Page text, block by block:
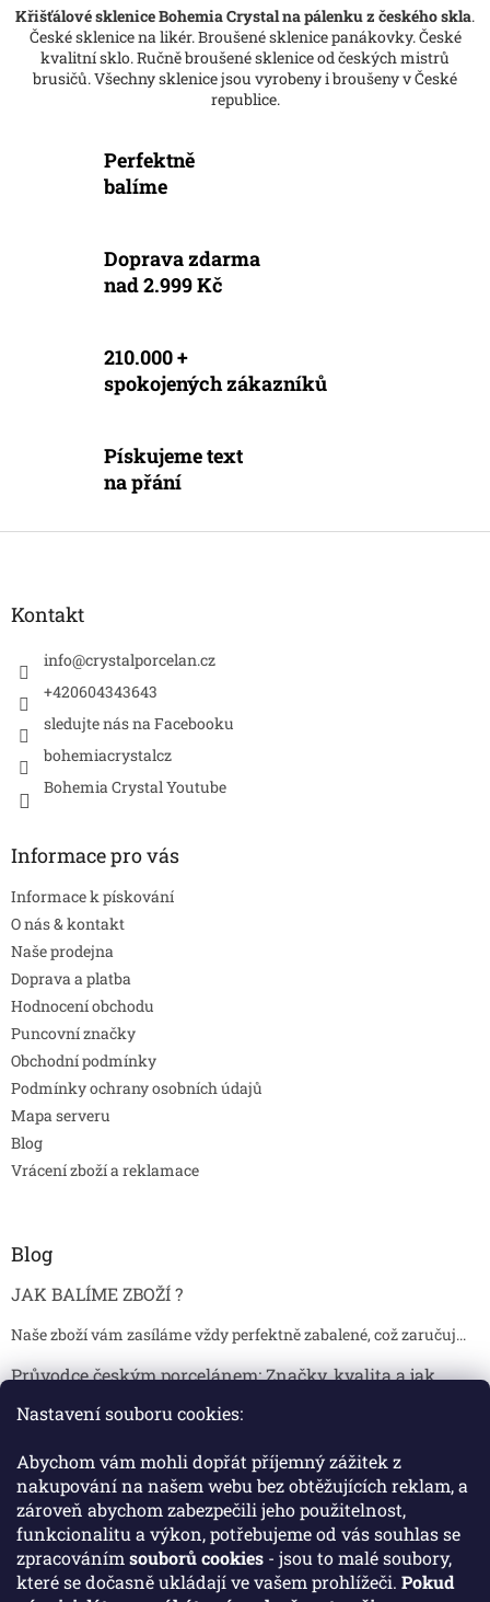
Nastavení souboru cookies:
Abychom vám mohli dopřát příjemný zážitek z
nakupování na našem webu bez obtěžujících reklam, a
zároveň abychom zabezpečili jeho použitelnost,
funkcionalitu a výkon, potřebujeme od vás souhlas se
zpracováním souborů cookies - jsou to malé soubory,
které se dočasně ukládají ve vašem prohlížeči. Pokud
a
c
í
p
r
s
v
á
n
í
Křišťálové sklenice Bohemia Crystal na pálenku z českého skla.
České sklenice na likér. Broušené sklenice panákovky. České
kvalitní sklo. Ručně broušené sklenice od českých mistrů
brusičů. Všechny sklenice jsou vyrobeny i broušeny v České
republice.
Perfektně
balíme
Doprava zdarma
nad 2.999 Kč
210.000 +
spokojených zákazníků
Pískujeme text
na přání
Z
Kontakt
info@crystalporcelan.cz
+420604343643
sledujte nás na Facebooku
bohemiacrystalcz
Bohemia Crystal Youtube
Informace pro vás
Informace k pískování
O nás & kontakt
Naše prodejna
Doprava a platba
Hodnocení obchodu
Puncovní značky
Obchodní podmínky
Podmínky ochrany osobních údajů
Mapa serveru
Blog
Vrácení zboží a reklamace
Blog
JAK BALÍME ZBOŽÍ ?
Naše zboží vám zasíláme vždy perfektně zabalené, což zaručuj...
Průvodce českým porcelánem: Značky, kvalita a jak
Jak skladovat broušené sklenice, aby se nepoškodily?
Broušené sklenice jsou symbolem elegance, tradice a luxusu. ...